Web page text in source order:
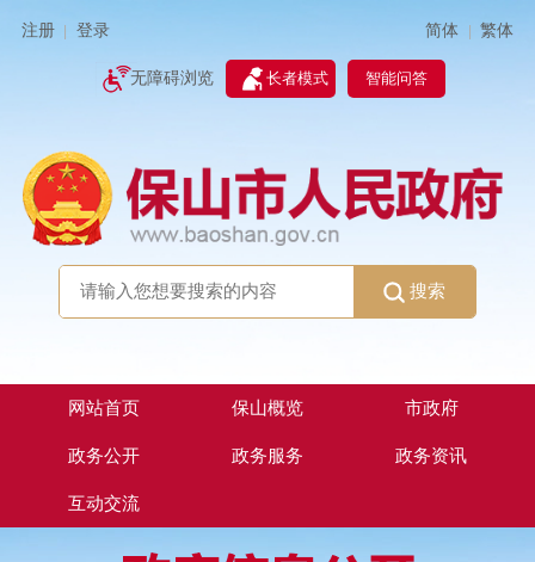
注册 登录 简体 | 繁体
无障碍浏览 长者模式 智能问答
搜索
网站首页 保山概览 市政府
政务公开 政务服务 政务资讯
互动交流